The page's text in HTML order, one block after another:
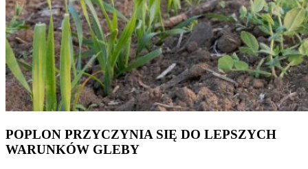
POPLON PRZYCZYNIA SIĘ DO LEPSZYCH
WARUNKÓW GLEBY